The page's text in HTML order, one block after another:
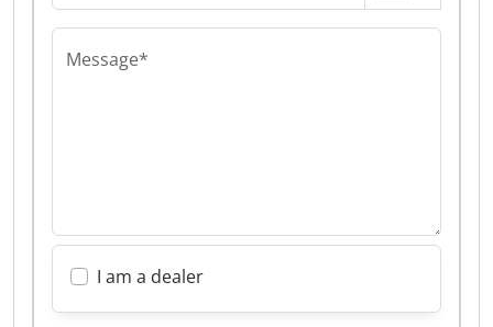
Message*
I am a dealer